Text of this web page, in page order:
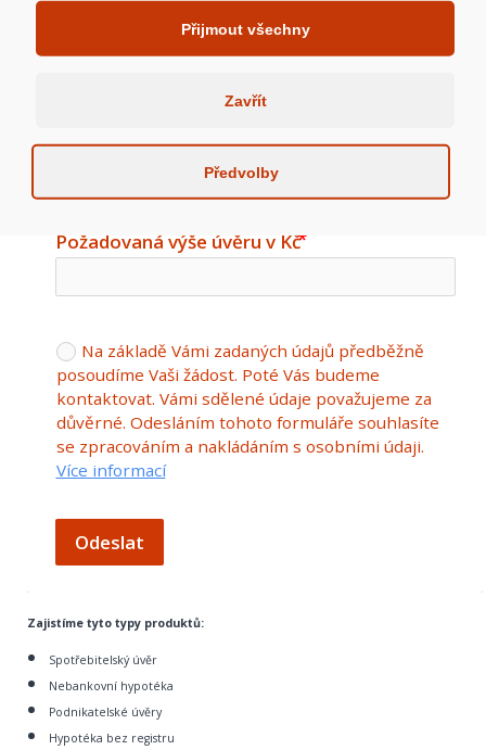
email
Adresa Nemovitosti
Požadovaná výše úvěru v Kč
Na základě Vámi zadaných údajů předběžně
posoudíme Vaši žádost. Poté Vás budeme
kontaktovat. Vámi sdělené údaje považujeme za
důvěrné. Odesláním tohoto formuláře souhlasíte
se zpracováním a nakládáním s osobními údaji.
Více informací
Odeslat
Zajistíme tyto typy produktů:
Spotřebitelský úvěr
Nebankovní hypotéka
Podnikatelské úvěry
Hypotéka bez registru
Přijmout všechny
Zavřít
Předvolby